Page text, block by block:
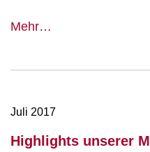
Mehr…
Juli 2017
Highlights unserer